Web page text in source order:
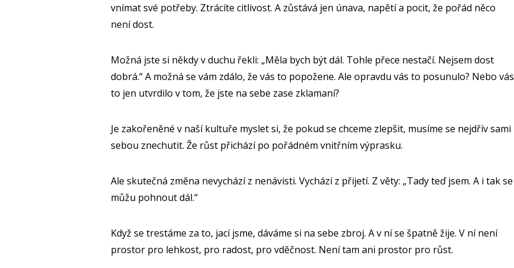
vnímat své potřeby. Ztrácíte citlivost. A zůstává jen únava, napětí a pocit, že pořád něco
není dost.
Možná jste si někdy v duchu řekli: „Měla bych být dál. Tohle přece nestačí. Nejsem dost
dobrá.“ A možná se vám zdálo, že vás to popožene. Ale opravdu vás to posunulo? Nebo vás
to jen utvrdilo v tom, že jste na sebe zase zklamaní?
Je zakořeněné v naší kultuře myslet si, že pokud se chceme zlepšit, musíme se nejdřív sami
sebou znechutit. Že růst přichází po pořádném vnitřním výprasku.
Ale skutečná změna nevychází z nenávisti. Vychází z přijetí. Z věty: „Tady teď jsem. A i tak se
můžu pohnout dál.“
Když se trestáme za to, jací jsme, dáváme si na sebe zbroj. A v ní se špatně žije. V ní není
prostor pro lehkost, pro radost, pro vděčnost. Není tam ani prostor pro růst.